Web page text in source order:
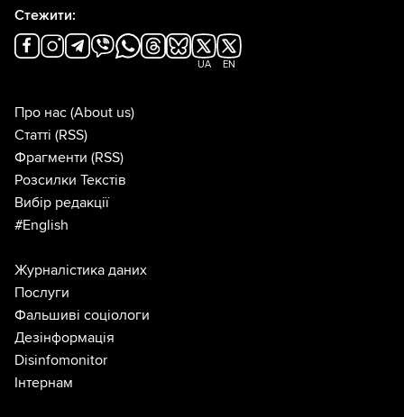
Стежити:
UA EN
Про нас (About us)
Статті (RSS)
Фрагменти (RSS)
Розсилки Текстів
Вибір редакції
#English
Журналістика даних
Послуги
Фальшиві соціологи
Дезінформація
Disinfomonitor
Інтернам